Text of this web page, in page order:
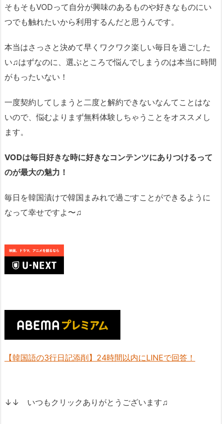
そもそもVODって自分が興味のあるものや好きなものにい
つでも触れたいから利用するんだと思うんです。
本当はさっさと決めて早くワクワク楽しい毎日を過ごした
い♫はずなのに、選ぶところで悩んでしまうのは本当に時間
がもったいない！
一度契約してしまうと二度と解約できないなんてことはな
いので、悩むよりまず無料体験しちゃうことをオススメし
ます。
VODは毎日好きな時に好きなコンテンツにありつけるって
のが最大の魅力！
毎日を韓国漬けで韓国まみれで過ごすことができるように
なって幸せですよ〜♫
【韓国語の3行日記添削】24時間以内にLINEで回答！
↓↓ いつもクリックありがとうございます♫